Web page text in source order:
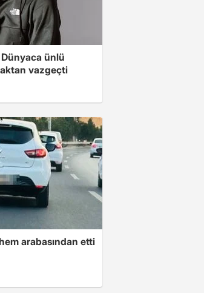
ünlü
vazgeçti
arabasından etti